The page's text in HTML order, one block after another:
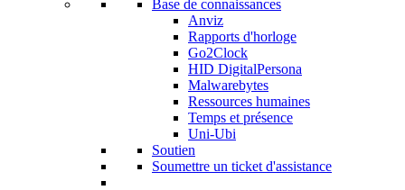
Base de connaissances
Anviz
Rapports d'horloge
Go2Clock
HID DigitalPersona
Malwarebytes
Ressources humaines
Temps et présence
Uni-Ubi
Soutien
Soumettre un ticket d'assistance